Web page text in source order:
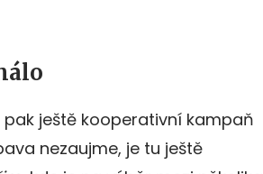
ještě kooperativní kampaň
nezaujme, je tu ještě